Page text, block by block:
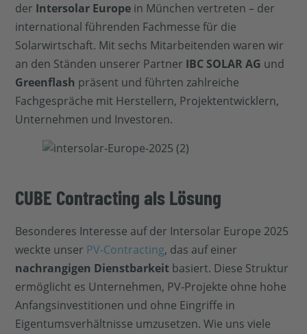
der Intersolar Europe in München vertreten – der
international führenden Fachmesse für die
Solarwirtschaft. Mit sechs Mitarbeitenden waren wir
an den Ständen unserer Partner IBC SOLAR AG und
Greenflash präsent und führten zahlreiche
Fachgespräche mit Herstellern, Projektentwicklern,
Unternehmen und Investoren.
CUBE Contracting als Lösung
Besonderes Interesse auf der Intersolar Europe 2025
weckte unser PV-Contracting, das auf einer
nachrangigen Dienstbarkeit basiert. Diese Struktur
ermöglicht es Unternehmen, PV-Projekte ohne hohe
Anfangsinvestitionen und ohne Eingriffe in
Eigentumsverhältnisse umzusetzen. Wie uns viele